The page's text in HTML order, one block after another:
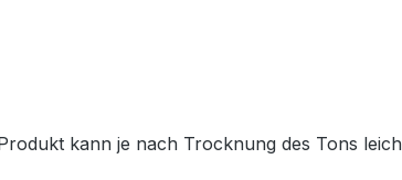
kann je nach Trocknung des Tons